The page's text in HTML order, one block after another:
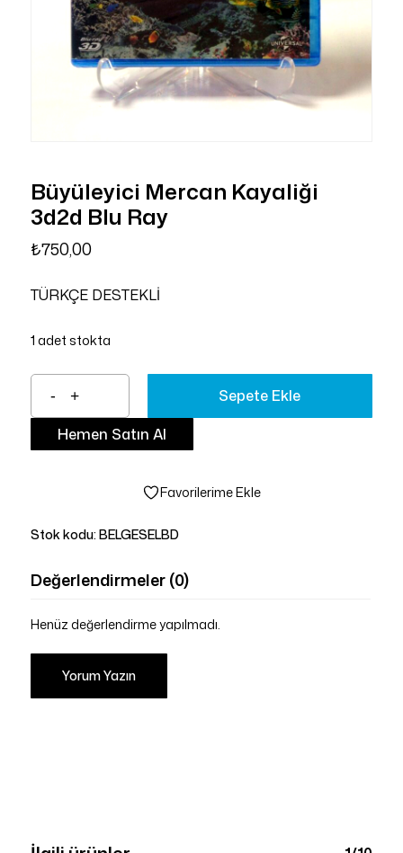
Büyüleyici Mercan Kayaliği
3d2d Blu Ray
₺750,00
TÜRKÇE DESTEKLİ
1 adet stokta
Sepete Ekle
Hemen Satın Al
Favorilerime Ekle
Stok kodu: BELGESELBD
Değerlendirmeler (0)
Henüz değerlendirme yapılmadı.
Yorum Yazın